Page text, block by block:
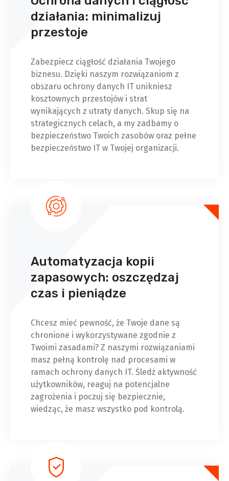
działania: minimalizuj
przestoje
Zabezpiecz ciągłość działania Twojego
biznesu. Dzięki naszym rozwiązaniom z
obszaru ochrony danych IT unikniesz
kosztownych przestojów i strat
wynikających z utraty danych. Skup się na
strategicznych celach, a my zadbamy o
bezpieczeństwo Twoich zasobów oraz pełne
bezpieczeństwo IT w Twojej organizacji.
Automatyzacja kopii
zapasowych: oszczędzaj
czas i pieniądze
Chcesz mieć pewność, że Twoje dane są
chronione i wykorzystywane zgodnie z
Twoimi zasadami? Z naszymi rozwiązaniami
masz pełną kontrolę nad procesami w
ramach ochrony danych IT. Śledź aktywność
użytkowników, reaguj na potencjalne
zagrożenia i poczuj się bezpiecznie,
wiedząc, że masz wszystko pod kontrolą.